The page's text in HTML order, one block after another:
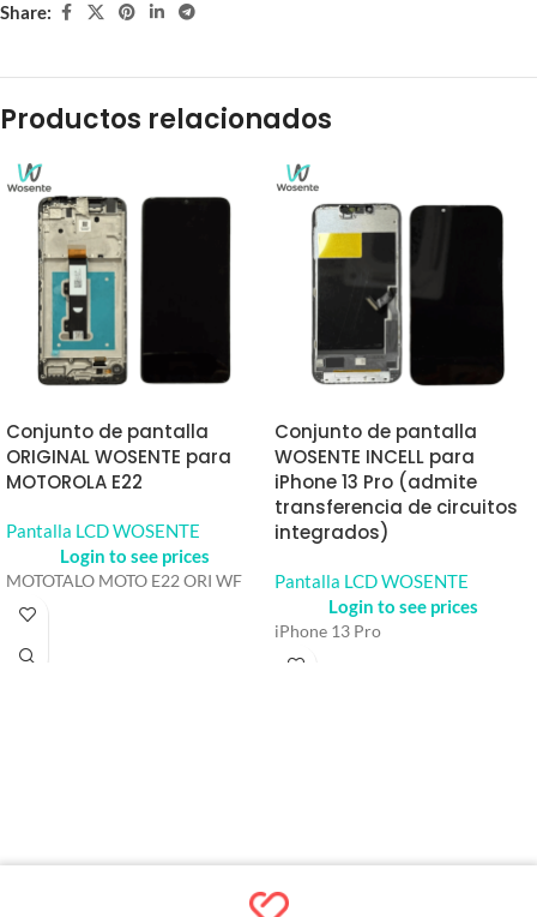
Share:
Productos relacionados
Conjunto de pantalla
ORIGINAL WOSENTE para
MOTOROLA E22
Pantalla LCD WOSENTE
Login to see prices
MOTOTALO MOTO E22 ORI WF
Conjunto de pantalla
WOSENTE INCELL para
iPhone 13 Pro (admite
transferencia de circuitos
integrados)
Pantalla LCD WOSENTE
Login to see prices
iPhone 13 Pro